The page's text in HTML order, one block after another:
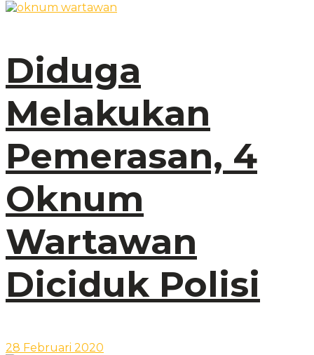
Diduga
Melakukan
Pemerasan, 4
Oknum
Wartawan
Diciduk Polisi
28 Februari 2020